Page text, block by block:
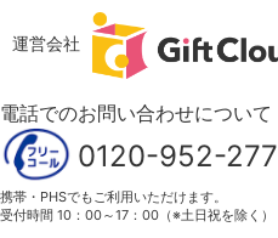
運営会社
電話でのお問い合わせについて
0120-952-277
携帯・PHSでもご利用いただけます。
受付時間 10：00～17：00（※土日祝を除く）